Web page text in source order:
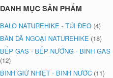
DANH MỤC SẢN PHẨM
BALO NATUREHIKE - TÚI ĐEO (4)
BÀN DÃ NGOẠI NATUREHIKE (18)
BẾP GAS - BẾP NƯỚNG - BÌNH GAS
(12)
BÌNH GIỮ NHIỆT - BÌNH NƯỚC (11)